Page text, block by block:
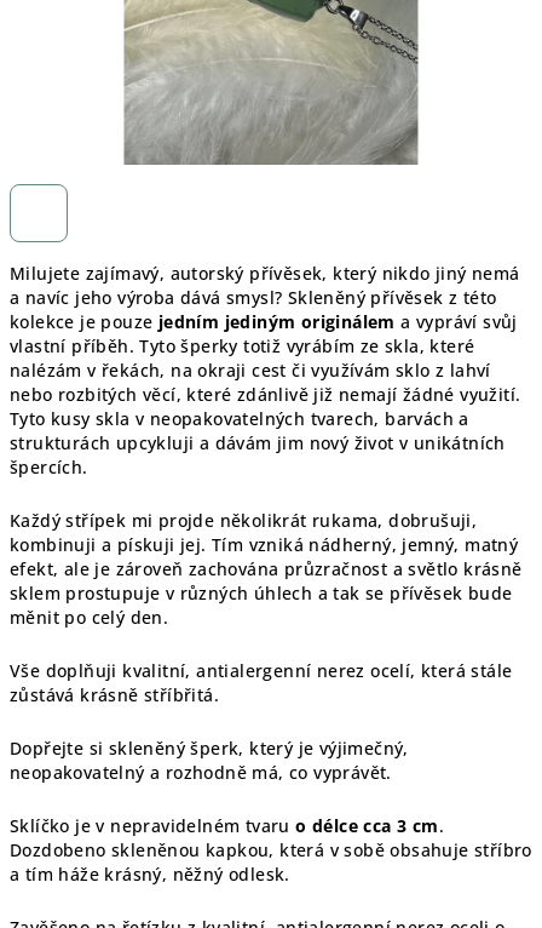
Milujete zajímavý, autorský přívěsek, který nikdo jiný nemá
a navíc jeho výroba dává smysl? Skleněný přívěsek z této
kolekce je pouze jedním jediným originálem a vypráví svůj
vlastní příběh. Tyto šperky totiž vyrábím ze skla, které
nalézám v řekách, na okraji cest či využívám sklo z lahví
nebo rozbitých věcí, které zdánlivě již nemají žádné využití.
Tyto kusy skla v neopakovatelných tvarech, barvách a
strukturách upcykluji a dávám jim nový život v unikátních
špercích.
Každý střípek mi projde několikrát rukama, dobrušuji,
kombinuji a pískuji jej. Tím vzniká nádherný, jemný, matný
efekt, ale je zároveň zachována průzračnost a světlo krásně
sklem prostupuje v různých úhlech a tak se přívěsek bude
měnit po celý den.
Vše doplňuji kvalitní, antialergenní nerez ocelí, která stále
zůstává krásně stříbřitá.
Dopřejte si skleněný šperk, který je výjimečný,
neopakovatelný a rozhodně má, co vyprávět.
Sklíčko je v nepravidelném tvaruo délce cca 3 cm.
Dozdobeno skleněnou kapkou, která v sobě obsahuje stříbro
a tím háže krásný, něžný odlesk.